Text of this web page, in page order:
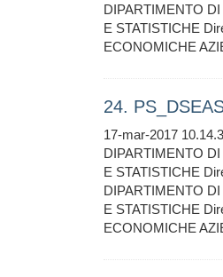
DIPARTIMENTO
E STATISTICHE
ECONOMICHE
24.
17-mar-2017
DIPARTIMENTO
E STATISTICHE
DIPARTIMENTO
E STATISTICHE
ECONOMICHE